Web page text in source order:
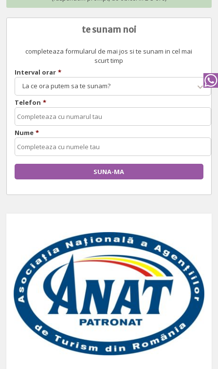
te sunam noi
completeaza formularul de mai jos si te sunam in cel mai
scurt timp
Interval orar *
La ce ora putem sa te sunam?
Telefon *
Nume *